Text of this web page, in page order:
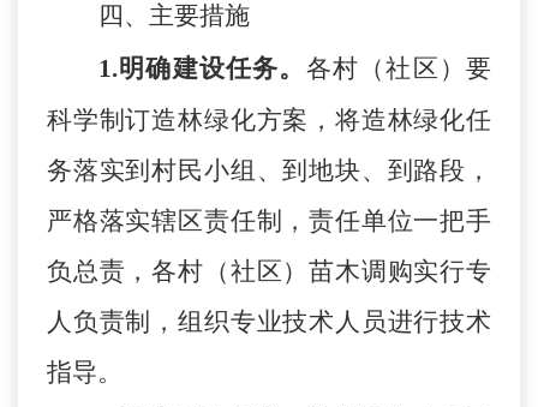
四、主要措施
1.明确建设任务。 各村（社区）要
科学制订造林绿化方案，将造林绿化任
务落实到村民小组 、到地块、到路段，
严格落实辖区责任制，责任单位一把手
负总责 ，各村（社区）苗木调购实行专
人负责制，组织专业技术人员进行技术
指导。